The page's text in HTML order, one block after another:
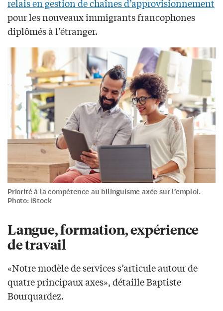
relais en gestion de chaînes d’approvisionnement
pour les nouveaux immigrants francophones
diplômés à l’étranger.
Priorité à la compétence au bilinguisme axée sur l’emploi.
Photo: iStock
Langue, formation, expérience
de travail
«Notre modèle de services s’articule autour de
quatre principaux axes», détaille Baptiste
Bourquardez.